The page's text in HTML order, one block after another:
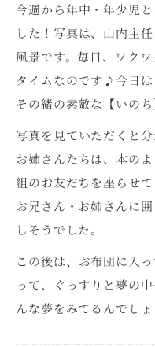
今週から年中・年少児
した！写真は、山内主
風景です。毎日、ワク
タイムなのです♪今日
その緒の素敵な【いのち
写真を見ていただくと
お姉さんたちは、本の
組のお友だちを座らせ
お兄さん・お姉さんに
しそうでした。
この後は、お布団に入
って、ぐっすりと夢の
んな夢をみてるんでし